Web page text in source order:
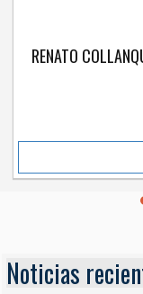
RENATO
Noticias